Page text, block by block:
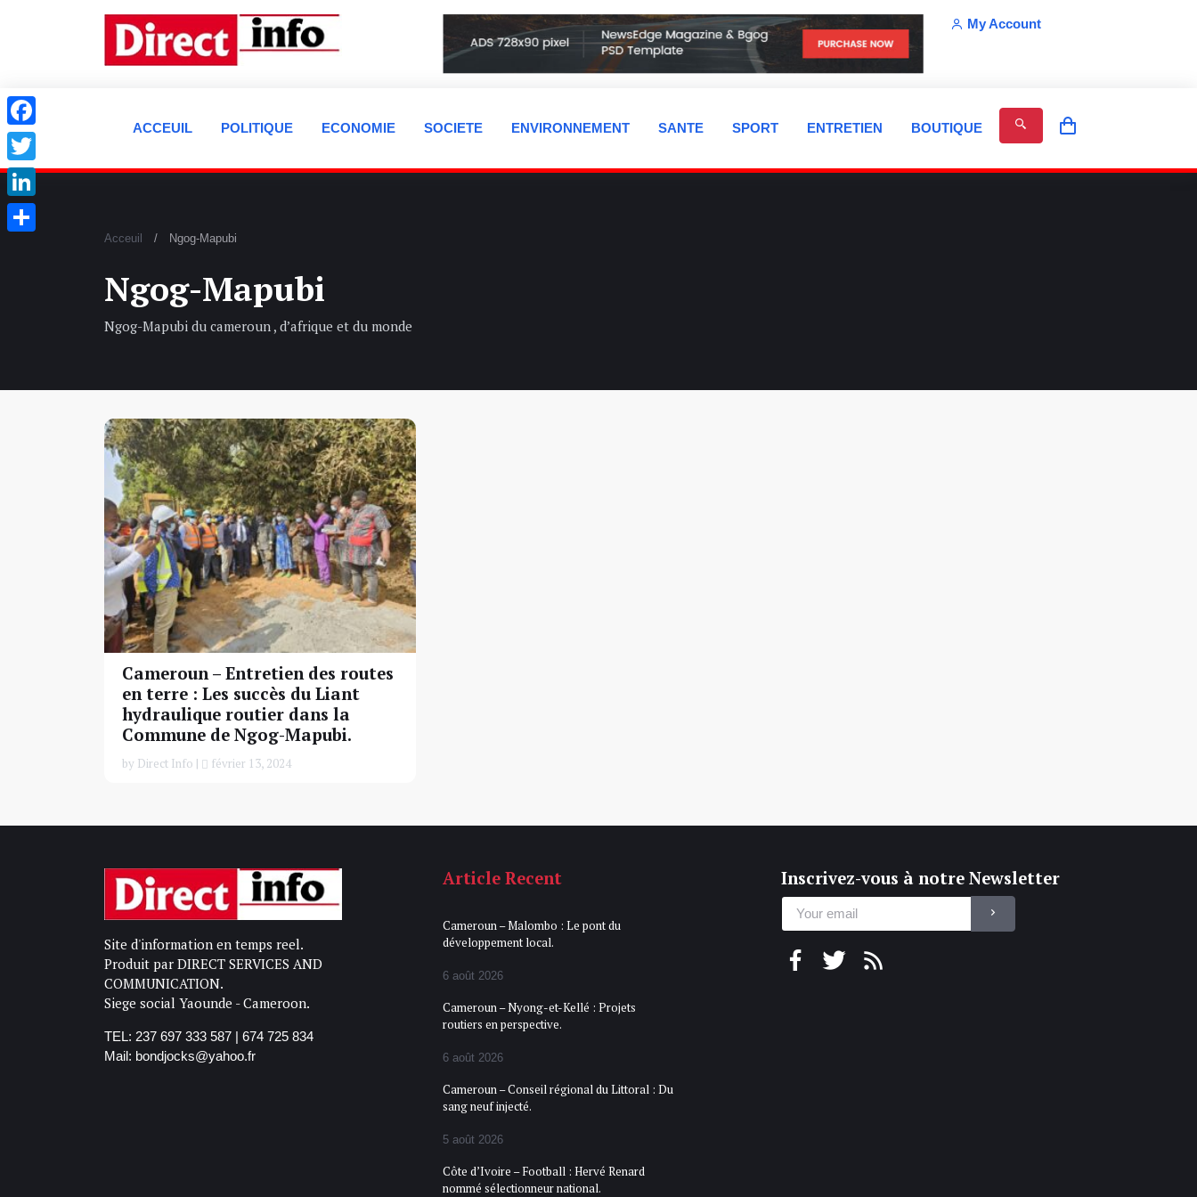
My Account
ACCEUIL POLITIQUE ECONOMIE SOCIETE ENVIRONNEMENT SANTE SPORT ENTRETIEN BOUTIQUE
Acceuil Ngog-Mapubi
Ngog-Mapubi
Ngog-Mapubi du cameroun , d’afrique et du monde
Cameroun – Entretien des routes
en terre : Les succès du Liant
hydraulique routier dans la
Commune de Ngog-Mapubi.
by Direct Info | février 13, 2024
Site d'information en temps reel.
Produit par DIRECT SERVICES AND
COMMUNICATION.
Siege social Yaounde - Cameroon.
TEL: 237 697 333 587 | 674 725 834
Mail: bondjocks@yahoo.fr
Article Recent
Cameroun – Malombo : Le pont du
développement local.
6 août 2026
Cameroun – Nyong-et-Kellé : Projets
routiers en perspective.
6 août 2026
Cameroun – Conseil régional du Littoral : Du
sang neuf injecté.
5 août 2026
Côte d’Ivoire – Football : Hervé Renard
nommé sélectionneur national.
Inscrivez-vous à notre Newsletter
Facebook
Twitter
LinkedIn